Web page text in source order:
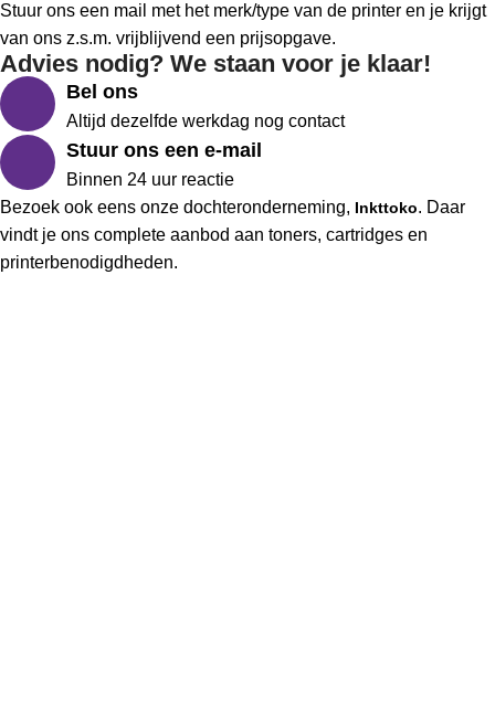
Stuur ons een mail met het merk/type van de printer en je krijgt
van ons z.s.m. vrijblijvend een prijsopgave.
Advies nodig? We staan voor je klaar!
Bel ons
Altijd dezelfde werkdag nog contact
Stuur ons een e-mail
Binnen 24 uur reactie
Bezoek ook eens onze dochteronderneming, Inkttoko. Daar
vindt je ons complete aanbod aan toners, cartridges en
printerbenodigdheden.